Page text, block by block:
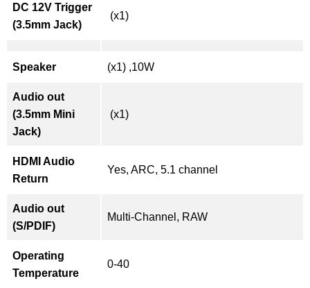
DC 12V Trigger
(3.5mm Jack)
(x1)
Speaker (x1) ,10W
Audio out
(3.5mm Mini
Jack)
(x1)
HDMI Audio
Return
Yes, ARC, 5.1 channel
Audio out
(S/PDIF)
Multi-Channel, RAW
Operating
Temperature
0-40